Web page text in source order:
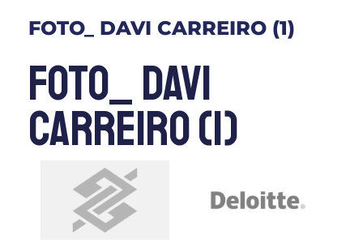
FOTO_ DAVI CARREIRO (1)
Foto_ Davi
Carreiro (1)